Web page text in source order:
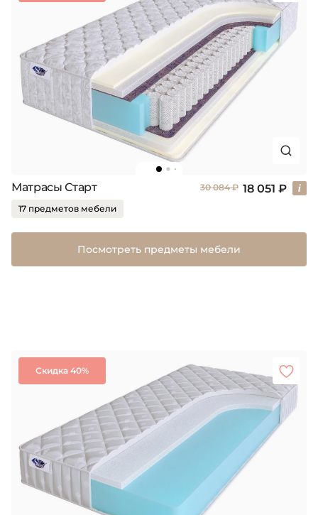
Матрасы Старт 30 084 ₽ 18 051 ₽
17 предметов мебели
Посмотреть предметы мебели
Скидка 40%